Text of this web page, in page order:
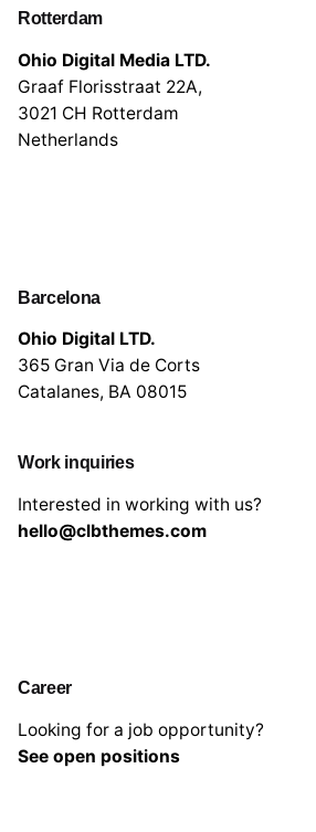
Rotterdam
Ohio Digital Media LTD.
Graaf Florisstraat 22A,
3021 CH Rotterdam
Netherlands
Barcelona
Ohio Digital LTD.
365 Gran Via de Corts
Catalanes, BA 08015
Work inquiries
Interested in working with us?
hello@clbthemes.com
Career
Looking for a job opportunity?
See open positions